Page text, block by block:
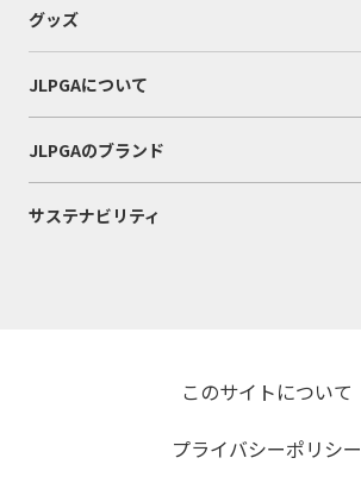
グッズ
JLPGAについて
JLPGAのブランド
サステナビリティ
このサイトについて
プライバシーポリシー